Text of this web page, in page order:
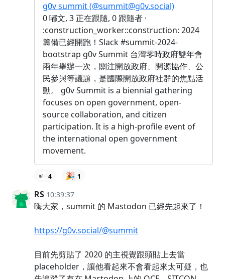
g0v summit (@summit@g0v.social)
0 嘟文, 3 正在跟隨, 0 跟隨者 ·
:construction_worker::construction: 2024
籌備已經開跑！Slack #summit-2024-
bootstrap g0v Summit 台灣零時政府雙年會
兩年舉辦一次，關注開放政府、開源協作、公
民參與等議題，是國際開放政府社群的焦點活
動。 g0v Summit is a biennial gathering
focuses on open government, open-
source collaboration, and citizen
participation. It is a high-profile event of
the international open government
movement.
4 🎉 1
RS 10:39:37
嗨大家，summit 的 Mastodon 已經先起來了！
https://g0v.social/@summit
目前先剪貼了 2020 的主視覺跟頭貼上去當
placeholder，讓他看起來不會看起來太可疑，也